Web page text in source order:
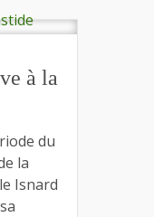
à la
du
la
Isnard